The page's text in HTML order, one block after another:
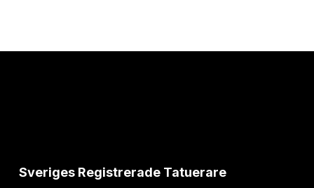
Sveriges Registrerade Tatuerare